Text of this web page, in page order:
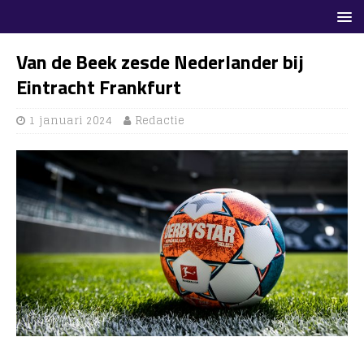
Van de Beek zesde Nederlander bij
Eintracht Frankfurt
1 januari 2024 Redactie